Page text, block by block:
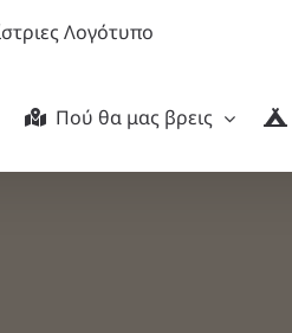
Πού θα μας βρεις